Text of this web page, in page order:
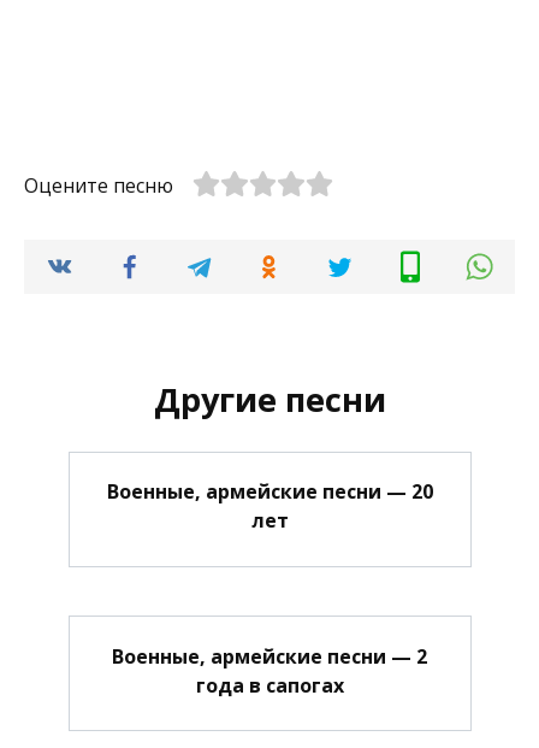
Оцените песню
Другие песни
Военные, армейские песни — 20
лет
Военные, армейские песни — 2
года в сапогах